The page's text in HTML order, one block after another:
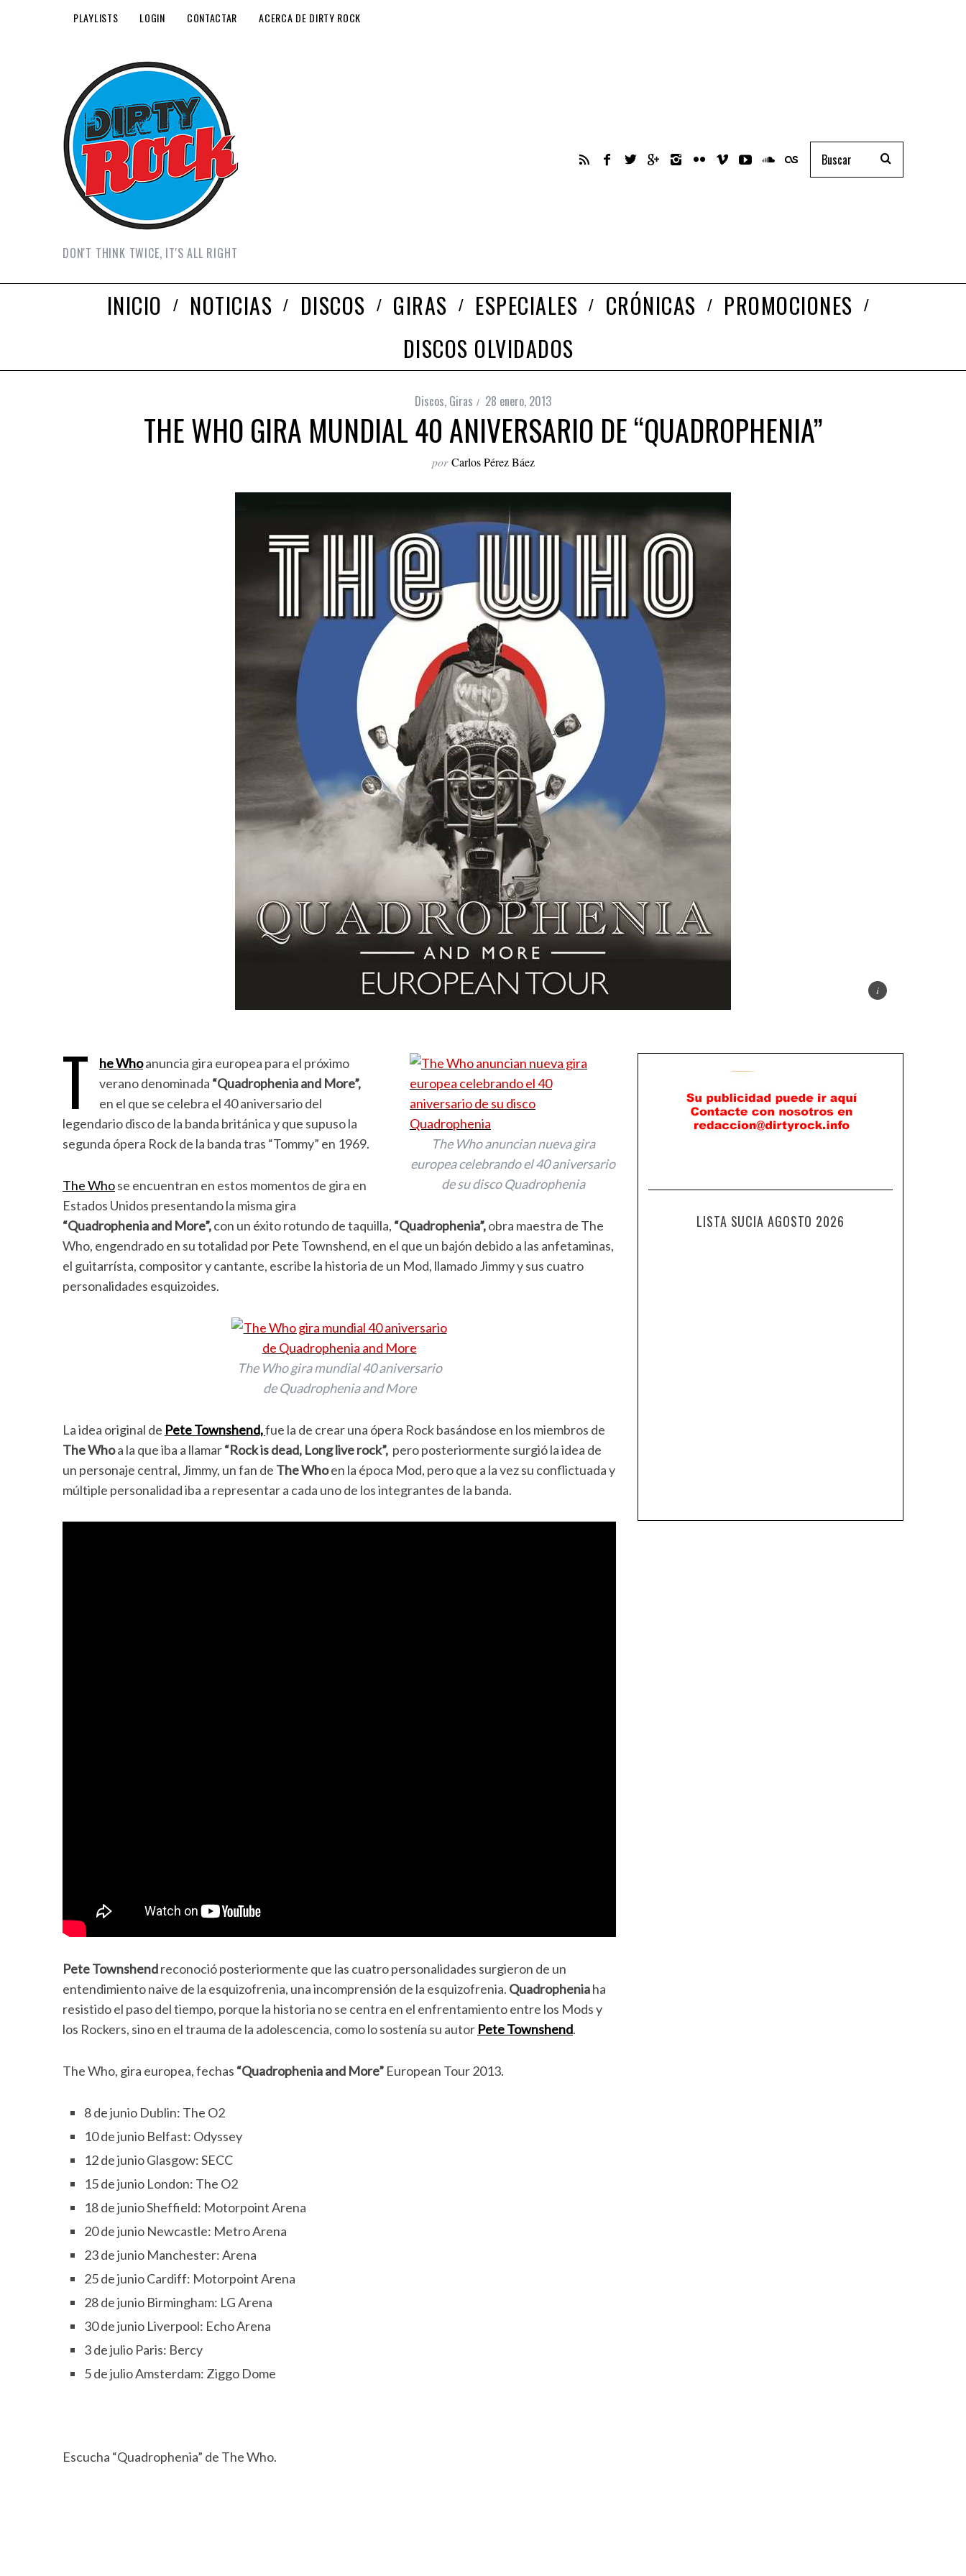
PLAYLISTS LOGIN CONTACTAR ACERCA DE DIRTY ROCK
DON'T THINK TWICE, IT'S ALL RIGHT
INICIO NOTICIAS DISCOS GIRAS ESPECIALES CRÓNICAS
PROMOCIONES
DISCOS OLVIDADOS
Discos, Giras 28 enero, 2013
THE WHO GIRA MUNDIAL 40 ANIVERSARIO DE “QUADROPHENIA”
por Carlos Pérez Báez
The Who anuncian nueva gira
europea celebrando el 40 aniversario
de su disco Quadrophenia
T he Whoanuncia gira europea para el próximo
verano denominada “Quadrophenia and More”,
en el que se celebra el 40 aniversario del
legendario disco de la banda británica y que supuso la
segunda ópera Rock de la banda tras “Tommy” en 1969.
The Whose encuentran en estos momentos de gira en
Estados Unidos presentando la misma gira
“Quadrophenia and More”,con un éxito rotundo de taquilla, “Quadrophenia”,obra maestra de The
Who, engendrado en su totalidad por Pete Townshend, en el que un bajón debido a las anfetaminas,
el guitarrísta, compositor y cantante, escribe la historia de un Mod, llamado Jimmy y sus cuatro
personalidades esquizoides.
The Who gira mundial 40 aniversario
de Quadrophenia and More
La idea original de PeteTownshend,fue la de crear una ópera Rock basándose en los miembros de
The Whoa la que iba a llamar“Rock is dead, Long live rock”, pero posteriormente surgió la idea de
un personaje central, Jimmy, un fan de The Whoen la época Mod, pero que a la vez su conflictuada y
múltiple personalidad iba a representar a cada uno de los integrantes de la banda.
PeteTownshendreconoció posteriormente que las cuatro personalidades surgieron de un
entendimiento naive de la esquizofrenia, una incomprensión de la esquizofrenia. Quadropheniaha
resistido el paso del tiempo, porque la historia no se centra en el enfrentamiento entre los Mods y
los Rockers, sino en el trauma de la adolescencia, como lo sostenía su autor Pete Townshend.
The Who, gira europea, fechas “Quadrophenia and More” European Tour 2013.
8 de junio Dublin: The O2
10 de junio Belfast: Odyssey
12 de junio Glasgow: SECC
15 de junio London: The O2
18 de junio Sheffield: Motorpoint Arena
20 de junio Newcastle: Metro Arena
23 de junio Manchester: Arena
25 de junio Cardiff: Motorpoint Arena
28 de junio Birmingham: LG Arena
30 de junio Liverpool: Echo Arena
3 de julio Paris: Bercy
5 de julio Amsterdam: Ziggo Dome
Escucha “Quadrophenia” de The Who.
LISTA SUCIA AGOSTO 2026